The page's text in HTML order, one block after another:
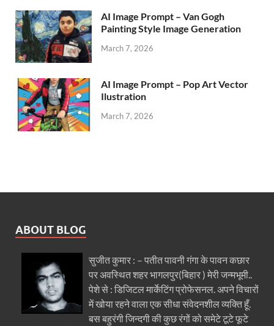
AI Image Prompt – Van Gogh
Painting Style Image Generation
March 7, 2026
AI Image Prompt – Pop Art Vector
Ilustration
March 7, 2026
ABOUT BLOG
सुजीत कुमार : – पतीत पावनी गंगा के पावन कछार
पर अवस्थित शहर भागलपुर(बिहार ) मेरी जन्मभूमी..
पेशे से : डिजिटल मार्केटिंग प्रोफेसनल. अपने विचारों
में खोया रहने वाला एक सीधा संवेदनशील व्यक्ति हूँ.
बस बहुरंगी जिन्दगी की कुछ रंगों को समेटे टूटे फूटे